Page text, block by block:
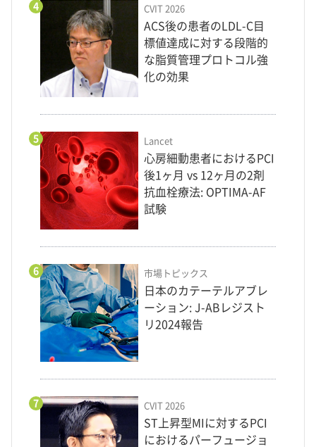
4 CVIT 2026
ACS後の患者のLDL-C目
標値達成に対する段階的
な脂質管理プロトコル強
化の効果
5 Lancet
心房細動患者におけるPCI
後1ヶ月 vs 12ヶ月の2剤
抗血栓療法: OPTIMA-AF
試験
6 市場トピックス
日本のカテーテルアブレ
ーション: J-ABレジスト
リ2024報告
7 CVIT 2026
ST上昇型MIに対するPCI
におけるパーフュージョ